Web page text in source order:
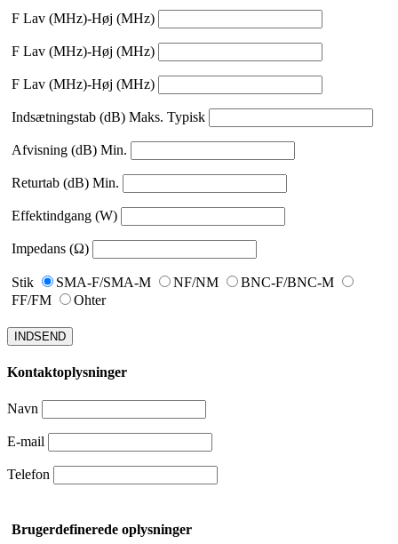
F Lav (MHz)-Høj (MHz)
F Lav (MHz)-Høj (MHz)
F Lav (MHz)-Høj (MHz)
Indsætningstab (dB) Maks. Typisk
Afvisning (dB) Min.
Returtab (dB) Min.
Effektindgang (W)
Impedans (Ω)
Stik SMA-F/SMA-M NF/NM
BNC-F/BNC-M
FF/FM
Ohter
INDSEND
Kontaktoplysninger
Navn
E-mail
Telefon
Brugerdefinerede oplysninger